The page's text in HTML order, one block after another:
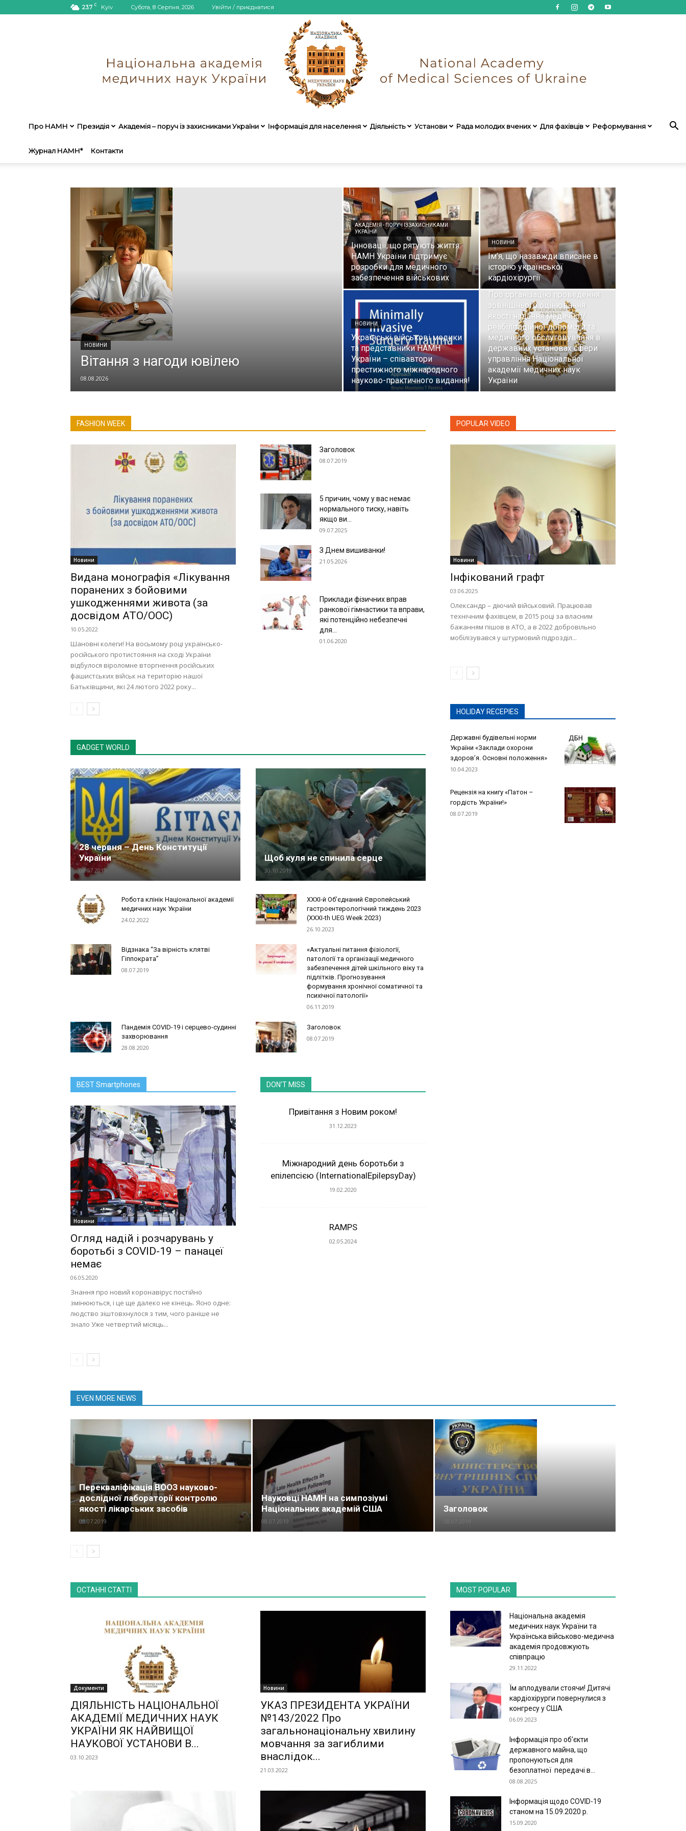
23.7 C Kyiv Субота, 8 Серпня, 2026 Увійти / приєднатися
України
Про НАМН Президія Академія – поруч із захисниками України Інформація для населення Діяльність Установи Рада молодих вчених Для фахівців Реформування
Журнал НАМН* Контакти
НОВИНИ
Вітання з нагоди ювілею
08.08.2026
АКАДЕМІЯ - ПОРУЧ ІЗ ЗАХИСНИКАМИ
УКРАЇНИ
Інновації, що рятують життя:
НАМН України підтримує
розробки для медичного
забезпечення військових
НОВИНИ
Ім’я, що назавжди вписане в
історію української
кардіохірургії
НОВИНИ
Українські військові медики
та представники НАМН
України – співавтори
престижного міжнародного
науково-практичного видання!
НОВИНИ
Про організацію проведення
зовнішнього оцінювання
якості надання медичної/
реабілітаційної допомоги та
медичного обслуговування в
державних установах сфери
управління Національної
академії медичних наук
України
FASHION WEEK
Новини
Видана монографія «Лікування
поранених з бойовими
ушкодженнями живота (за
досвідом АТО/ООС)
10.05.2022
Шановні колеги! На восьмому році українсько-
російського протистояння на сході України
відбулося віроломне вторгнення російських
фашистських військ на територію нашої
Батьківщини, які 24 лютого 2022 року...
Заголовок
08.07.2019
5 причин, чому у вас немає
нормального тиску, навіть
якщо ви...
09.07.2025
З Днем вишиванки!
21.05.2026
Приклади фізичних вправ
ранкової гімнастики та вправи,
які потенційно небезпечні
для...
01.06.2020
GADGET WORLD
28 червня – День Конституції
України
08.07.2019
Щоб куля не спинила серце
30.10.2019
Робота клінік Національної академії
медичних наук України
24.02.2022
XXXI-й Об’єднаний Європейський
гастроентерологічний тиждень 2023
(XXXI-th UEG Week 2023)
26.10.2023
Відзнака “За вірність клятві
Гіппократа”
08.07.2019
«Актуальні питання фізіології,
патології та організації медичного
забезпечення дітей шкільного віку та
підлітків. Прогнозування
формування хронічної соматичної та
психічної патології»
06.11.2019
Пандемія COVID-19 і серцево-судинні
захворювання
28.08.2020
Заголовок
08.07.2019
BEST Smartphones
Новини
Огляд надій і розчарувань у
боротьбі з COVID-19 – панацеї
немає
06.05.2020
Знання про новий коронавірус постійно
змінюються, і це ще далеко не кінець. Ясно одне:
людство зіштовхнулося з тим, чого раніше не
знало Уже четвертий місяць...
DON'T MISS
Привітання з Новим роком!
31.12.2023
Міжнародний день боротьби з
епілепсією (InternationalEpilepsyDay)
19.02.2020
RAMPS
02.05.2024
POPULAR VIDEO
Новини
Інфікований графт
03.06.2025
Олександр – діючий військовий. Працював
технічним фахівцем, в 2015 році за власним
бажанням пішов в АТО, а в 2022 добровільно
мобілізувався у штурмовий підрозділ...
HOLIDAY RECEPIES
Державні будівельні норми
України «Заклади охорони
здоров’я. Основні положення»
10.04.2023
Рецензія на книгу «Патон –
гордість України!»
08.07.2019
EVEN MORE NEWS
Перекваліфікація ВООЗ науково-
дослідної лабораторії контролю
якості лікарських засобів
08.07.2019
Науковці НАМН на симпозіумі
Національних академій США
08.07.2019
Заголовок
08.07.2019
ОСТАННІ СТАТТІ
Документи
ДІЯЛЬНІСТЬ НАЦІОНАЛЬНОЇ
АКАДЕМІЇ МЕДИЧНИХ НАУК
УКРАЇНИ ЯК НАЙВИЩОЇ
НАУКОВОЇ УСТАНОВИ В...
03.10.2023
Новини
УКАЗ ПРЕЗИДЕНТА УКРАЇНИ
№143/2022 Про
загальнонаціональну хвилину
мовчання за загиблими
внаслідок...
21.03.2022
MOST POPULAR
Національна академія
медичних наук України та
Українська військово-медична
академія продовжують
співпрацю
29.11.2022
Їм аплодували стоячи! Дитячі
кардіохірурги повернулися з
конгресу у США
06.09.2023
Інформація про об’єкти
державного майна, що
пропонуються для
безоплатної передачі в...
08.08.2025
Інформація щодо COVID-19
станом на 15.09.2020 р.
15.09.2020